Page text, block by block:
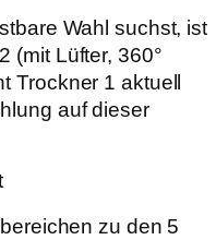
Wahl suchst, ist
(mit Lüfter, 360°
Trockner 1 aktuell
auf dieser
zu den 5